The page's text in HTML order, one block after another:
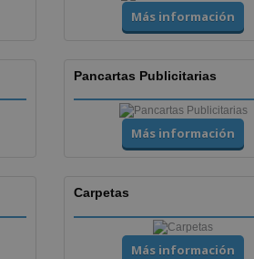
Más información
Pancartas Publicitarias
Más información
Carpetas
Más información